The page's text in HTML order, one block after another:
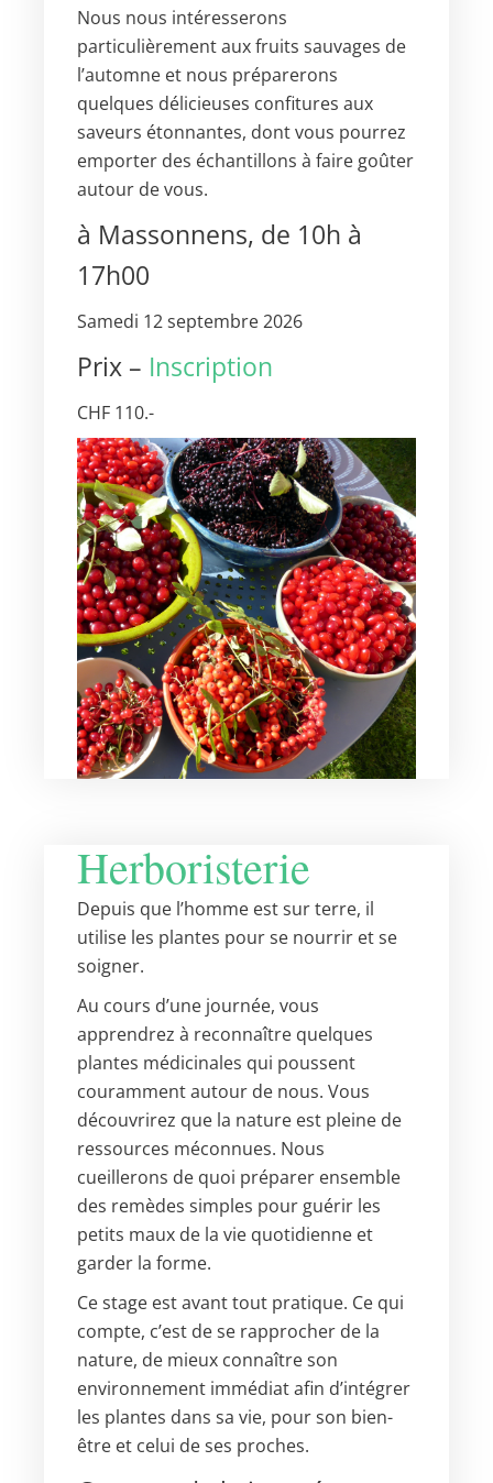
Nous nous intéresserons
particulièrement aux fruits sauvages de
l’automne et nous préparerons
quelques délicieuses confitures aux
saveurs étonnantes, dont vous pourrez
emporter des échantillons à faire goûter
autour de vous.
à Massonnens, de 10h à
17h00
Samedi 12 septembre 2026
Prix – Inscription
CHF 110.-
Herboristerie
Depuis que l’homme est sur terre, il
utilise les plantes pour se nourrir et se
soigner.
Au cours d’une journée, vous
apprendrez à reconnaître quelques
plantes médicinales qui poussent
couramment autour de nous. Vous
découvrirez que la nature est pleine de
ressources méconnues. Nous
cueillerons de quoi préparer ensemble
des remèdes simples pour guérir les
petits maux de la vie quotidienne et
garder la forme.
Ce stage est avant tout pratique. Ce qui
compte, c’est de se rapprocher de la
nature, de mieux connaître son
environnement immédiat afin d’intégrer
les plantes dans sa vie, pour son bien-
être et celui de ses proches.